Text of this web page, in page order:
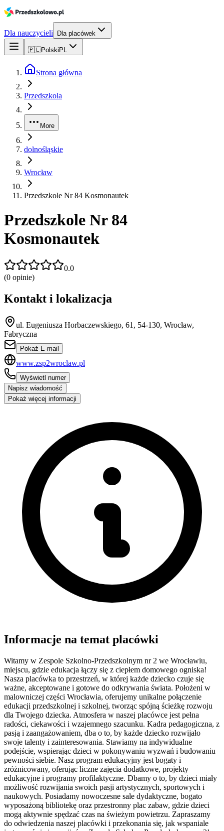
Dla nauczycieli Dla placówek
🇵🇱Polski PL
Strona główna
Przedszkola
More
dolnośląskie
Wrocław
Przedszkole Nr 84 Kosmonautek
Przedszkole Nr 84
Kosmonautek
0.0
(0 opinie)
Kontakt i lokalizacja
ul. Eugeniusza Horbaczewskiego, 61, 54-130, Wrocław,
Fabryczna
Pokaż E-mail
www.zsp2wroclaw.pl
Wyświetl numer
Napisz wiadomość
Pokaż więcej informacji
Informacje na temat placówki
Witamy w Zespole Szkolno-Przedszkolnym nr 2 we Wrocławiu,
miejscu, gdzie edukacja łączy się z ciepłem domowego ogniska!
Nasza placówka to przestrzeń, w której każde dziecko czuje się
ważne, akceptowane i gotowe do odkrywania świata. Położeni w
malowniczej części Wrocławia, oferujemy unikalne połączenie
edukacji przedszkolnej i szkolnej, tworząc spójną ścieżkę rozwoju
dla Twojego dziecka. Atmosfera w naszej placówce jest pełna
radości, ciekawości i wzajemnego szacunku. Kadra pedagogiczna, z
pasją i zaangażowaniem, dba o to, by każde dziecko rozwijało
swoje talenty i zainteresowania. Stawiamy na indywidualne
podejście, wspierając dzieci w pokonywaniu wyzwań i budowaniu
pewności siebie. Nasz program edukacyjny jest bogaty i
zróżnicowany, oferując liczne zajęcia dodatkowe, projekty
edukacyjne i programy profilaktyczne. Dbamy o to, by dzieci miały
możliwość rozwijania swoich pasji artystycznych, sportowych i
naukowych. Posiadamy nowoczesne sale dydaktyczne, bogato
wyposażoną bibliotekę oraz przestronny plac zabaw, gdzie dzieci
mogą aktywnie spędzać czas na świeżym powietrzu. Zapraszamy
do odwiedzenia naszej placówki i przekonania się, jak wspaniale